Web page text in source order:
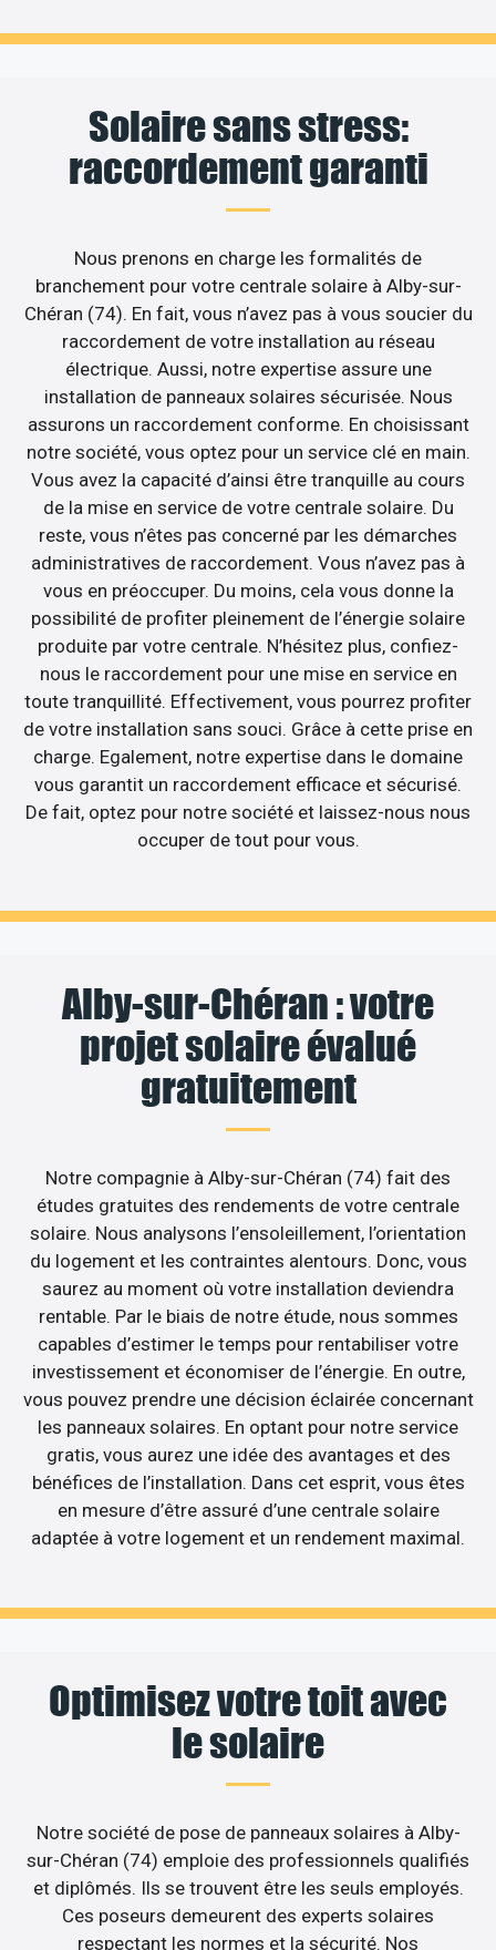
Solaire sans stress:
raccordement garanti
Nous prenons en charge les formalités de
branchement pour votre centrale solaire à Alby-sur-
Chéran (74). En fait, vous n’avez pas à vous soucier du
raccordement de votre installation au réseau
électrique. Aussi, notre expertise assure une
installation de panneaux solaires sécurisée. Nous
assurons un raccordement conforme. En choisissant
notre société, vous optez pour un service clé en main.
Vous avez la capacité d’ainsi être tranquille au cours
de la mise en service de votre centrale solaire. Du
reste, vous n’êtes pas concerné par les démarches
administratives de raccordement. Vous n’avez pas à
vous en préoccuper. Du moins, cela vous donne la
possibilité de profiter pleinement de l’énergie solaire
produite par votre centrale. N’hésitez plus, confiez-
nous le raccordement pour une mise en service en
toute tranquillité. Effectivement, vous pourrez profiter
de votre installation sans souci. Grâce à cette prise en
charge. Egalement, notre expertise dans le domaine
vous garantit un raccordement efficace et sécurisé.
De fait, optez pour notre société et laissez-nous nous
occuper de tout pour vous.
Alby-sur-Chéran : votre
projet solaire évalué
gratuitement
Notre compagnie à Alby-sur-Chéran (74) fait des
études gratuites des rendements de votre centrale
solaire. Nous analysons l’ensoleillement, l’orientation
du logement et les contraintes alentours. Donc, vous
saurez au moment où votre installation deviendra
rentable. Par le biais de notre étude, nous sommes
capables d’estimer le temps pour rentabiliser votre
investissement et économiser de l’énergie. En outre,
vous pouvez prendre une décision éclairée concernant
les panneaux solaires. En optant pour notre service
gratis, vous aurez une idée des avantages et des
bénéfices de l’installation. Dans cet esprit, vous êtes
en mesure d’être assuré d’une centrale solaire
adaptée à votre logement et un rendement maximal.
Optimisez votre toit avec
le solaire
Notre société de pose de panneaux solaires à Alby-
sur-Chéran (74) emploie des professionnels qualifiés
et diplômés. Ils se trouvent être les seuls employés.
Ces poseurs demeurent des experts solaires
respectant les normes et la sécurité. Nos